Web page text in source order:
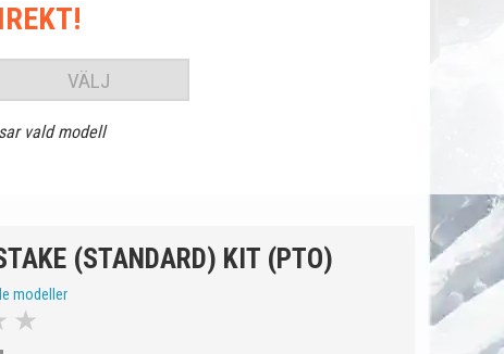
VÄLJ
vald modell
(STANDARD) KIT (PTO)
modeller
★